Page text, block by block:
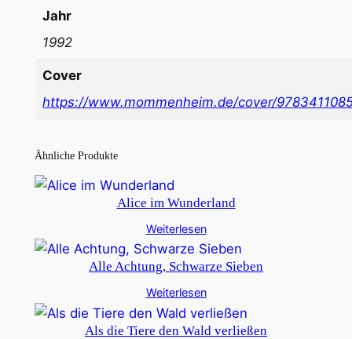
Jahr
1992
Cover
https://www.mommenheim.de/cover/
Ähnliche Produkte
Alice im Wunderland
Weiterlesen
Alle Achtung, Schwarze Sieben
Weiterlesen
Als die Tiere den Wald verließen